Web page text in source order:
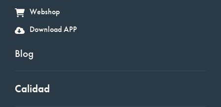
Webshop
Download APP
Blog
Calidad